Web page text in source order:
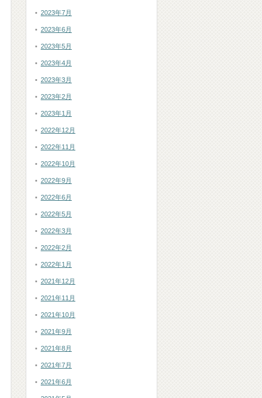
2023年7月
2023年6月
2023年5月
2023年4月
2023年3月
2023年2月
2023年1月
2022年12月
2022年11月
2022年10月
2022年9月
2022年6月
2022年5月
2022年3月
2022年2月
2022年1月
2021年12月
2021年11月
2021年10月
2021年9月
2021年8月
2021年7月
2021年6月